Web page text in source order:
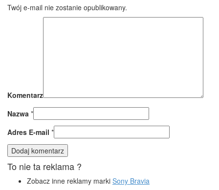
Twój e-mail nie zostanie opublikowany.
Komentarz
Nazwa *
Adres E-mail *
To nie ta reklama ?
Zobacz inne reklamy marki Sony Bravia